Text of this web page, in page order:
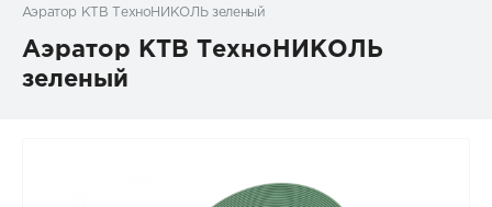
Аэратор КТВ ТехноНИКОЛЬ зеленый
Аэратор КТВ ТехноНИКОЛЬ
зеленый